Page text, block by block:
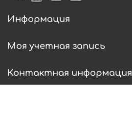
Информация
Моя учетная запись
Контактная информация